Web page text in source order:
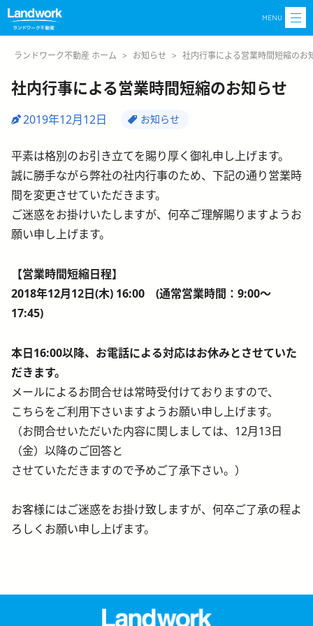
MENU
ランドワーク不動産 ホーム > お知らせ > 社内行事による営業時間短縮のお
社内行事による営業時間短縮のお知らせ
2019年12月12日 お知らせ
平素は格別のお引き立てを賜り厚く御礼申し上げます。
誠に勝手ながら弊社の社内行事のため、下記の通り営業時
間を変更させていただきます。
ご迷惑をお掛けいたしますが、何卒ご理解賜りますようお
願い申し上げます。
【営業時間短縮日程】
2018年12月12日(木) 16:00 (通常営業時間：9:00～
17:45)
本日16:00以降、お電話による対応はお休みとさせていた
だきます。
メールによるお問合せは常時受付けておりますので、
こちらをご利用下さいますようお願い申し上げます。
（お問合せいただいた内容に関しましては、12月13日
（金）以降のご回答と
させていただきますので予めご了承下さい。）
お客様にはご迷惑をお掛け致しますが、何卒ご了承の程よ
ろしくお願い申し上げます。